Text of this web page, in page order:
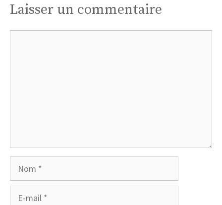
Laisser un commentaire